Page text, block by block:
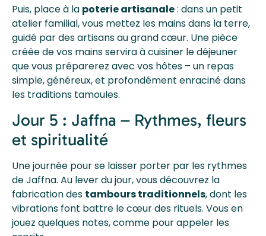
Puis, place à la poterie artisanale: dans un petit
atelier familial, vous mettez les mains dans la terre,
guidé par des artisans au grand cœur. Une pièce
créée de vos mains servira à cuisiner le déjeuner
que vous préparerez avec vos hôtes – un repas
simple, généreux, et profondément enraciné dans
les traditions tamoules.
Jour 5 : Jaffna – Rythmes, fleurs
et spiritualité
Une journée pour se laisser porter par les rythmes
de Jaffna. Au lever du jour, vous découvrez la
fabrication des tambours traditionnels, dont les
vibrations font battre le cœur des rituels. Vous en
jouez quelques notes, comme pour appeler les